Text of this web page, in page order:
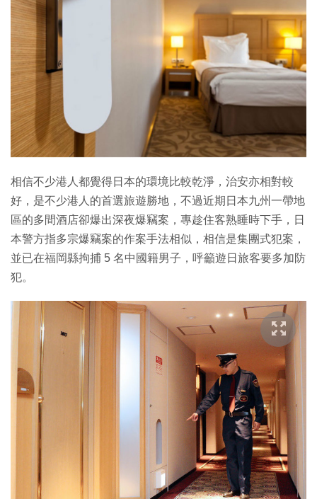
生成式AI與雲端應用
Enterprise Digital Transformation
特集
相信不少港人都覺得日本的環境比較乾淨，治安亦相對較
好，是不少港人的首選旅遊勝地，不過近期日本九州一帶地
區的多間酒店卻爆出深夜爆竊案，專趁住客熟睡時下手，日
本警方指多宗爆竊案的作案手法相似，相信是集團式犯案，
並已在福岡縣拘捕 5 名中國籍男子，呼籲遊日旅客要多加防
犯。